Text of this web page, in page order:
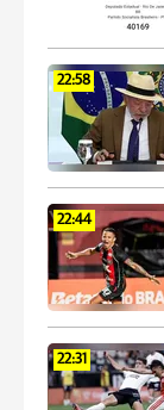
22:58
22:44
22:31